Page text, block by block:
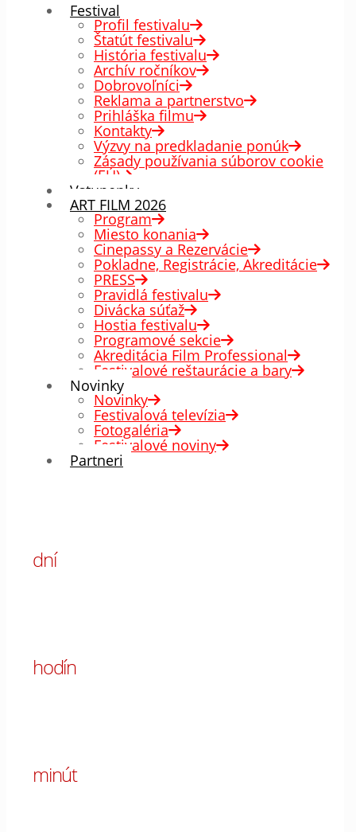
Festival
Profil festivalu
Štatút festivalu
História festivalu
Archív ročníkov
Dobrovoľníci
Reklama a partnerstvo
Prihláška filmu
Kontakty
Výzvy na predkladanie ponúk
Zásady používania súborov cookie
(EÚ)
Vstupenky
ART FILM 2026
Program
Miesto konania
Cinepassy a Rezervácie
Pokladne, Registrácie, Akreditácie
PRESS
Pravidlá festivalu
Divácka súťaž
Hostia festivalu
Programové sekcie
Akreditácia Film Professional
Festivalové reštaurácie a bary
Novinky
Novinky
Festivalová televízia
Fotogaléria
Festivalové noviny
Partneri
dní
hodín
minút